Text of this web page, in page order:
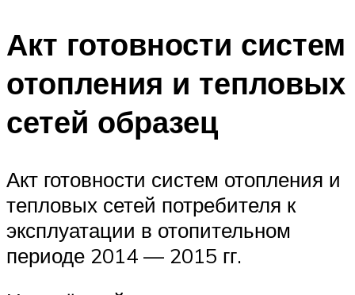
Акт готовности систем
отопления и тепловых
сетей образец
Акт готовности систем отопления и
тепловых сетей потребителя к
эксплуатации в отопительном
периоде 2014 — 2015 гг.